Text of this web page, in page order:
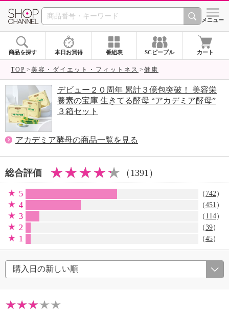
SHOP CHANNEL シメニュー
商品を探す 本日お買得 番組表 SCピープル カート
TOP 美容・ダイエット・フィットネス 健康
デビュー２０周年 累計３億包突破！ 美容栄
養素の宝庫 生きてる酵母 “アカデミア酵母”
３箱セット
アカデミア酵母の商品一覧を見る
総合評価 （1391）
5 （ 742）
4 （451 ）
3 （ 114）
2 （39）
1 （45）